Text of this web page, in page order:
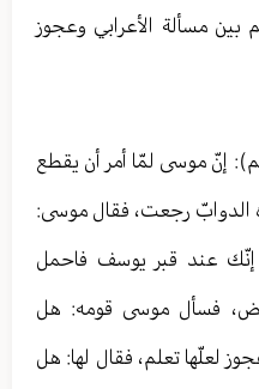
مسألة الأعرابي وعجوز
إنّ موسى لمّا أمر أن يقطع
الدوابّ رجعت، فقال موسى:
إنّك عند قبر يوسف فاحمل
فسأل موسى قومه: هل
لعلّها تعلم، فقال لها: هل